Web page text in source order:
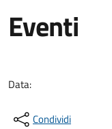
Eventi
Data:
Condividi